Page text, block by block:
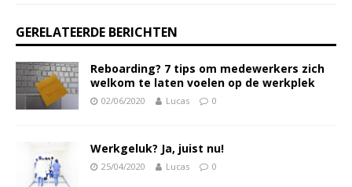
GERELATEERDE BERICHTEN
Reboarding? 7 tips om medewerkers zich
welkom te laten voelen op de werkplek
02/06/2020 Lucas 0
Werkgeluk? Ja, juist nu!
25/04/2020 Lucas 0